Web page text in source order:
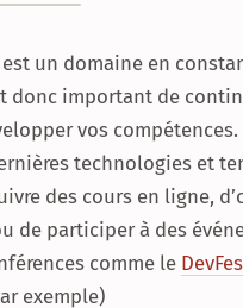
un domaine en
donc important de
vos compétences.
technologies et
des cours en ligne,
de participer à des
comme le
exemple)